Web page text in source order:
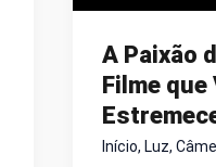
A Paixão
Filme que
Início, Luz,